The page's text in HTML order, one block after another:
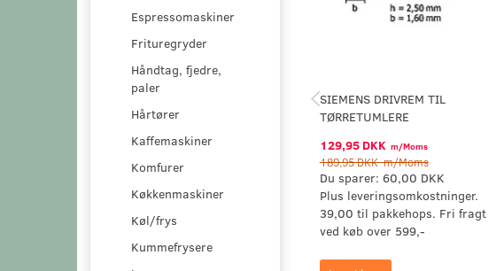
Espressomaskiner
Frituregryder
Håndtag, fjedre,
paler
Hårtører
Kaffemaskiner
Komfurer
Køkkenmaskiner
Køl/frys
Kummefrysere
SIEMENS DRIVREM TIL
TØRRETUMLERE
129,95 DKK m/Moms
189,95 DKKm/Moms
Du sparer: 60,00 DKK
Plus leveringsomkostninger.
39,00 til pakkehops. Fri fragt
ved køb over 599,-